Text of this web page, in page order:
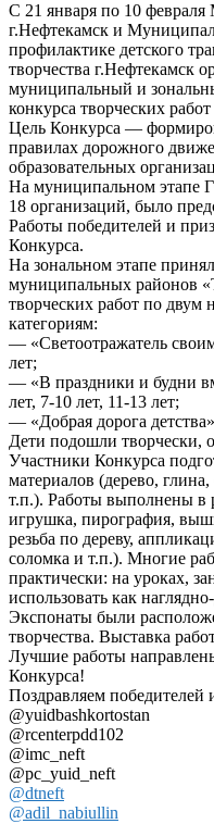
С 21 января по 10
г.Нефтекамск и
профилактике детского
творчества г.Нефтекамск
муниципальный и
конкурса творческих
Цель Конкурса —
правилах дорожного
образовательных
На муниципальном этапе
18 организаций, было
Работы победителей и
Конкурса.
На зональном этапе
муниципальных районов
творческих работ по
категориям:
— «Светоотражатель
лет;
— «В праздники и будни
лет, 7-10 лет, 11-13 лет;
— «Добрая дорога
Дети подошли творчески,
Участники Конкурса
материалов (дерево,
т.п.). Работы выполнены в
игрушка, пирография,
резьба по дереву,
соломка и т.п.). Многие
практически: на уроках,
использовать как
Экспонаты были
творчества. Выставка
Лучшие работы
Конкурса!
Поздравляем победителей
@yuidbashkortostan
@rcenterpdd102
@imc_neft
@pc_yuid_neft
@dtneft
@adil_nabiullin